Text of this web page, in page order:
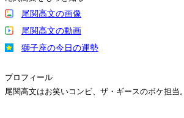
尾関高文の画像
尾関高文の動画
獅子座の今日の運勢
プロフィール
尾関高文はお笑いコンビ、ザ・ギースのボケ担当。